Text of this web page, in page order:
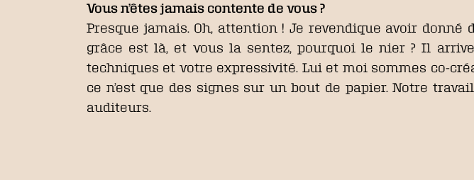
Vous n’êtes jamais contente de vous ?
Presque jamais. Oh, attention ! Je revendique avoir
grâce est là, et vous la sentez, pourquoi le nier ? Il
techniques et votre expressivité. Lui et moi sommes co-
ce n’est que des signes sur un bout de papier. Notre
auditeurs.